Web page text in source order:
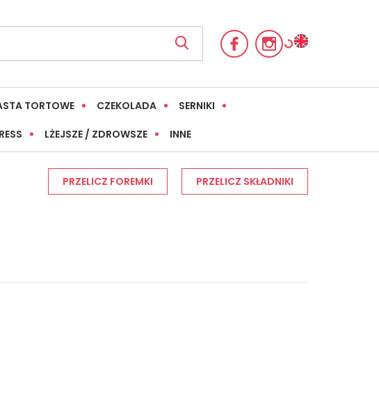
TORTOWE CZEKOLADA SERNIKI
LŻEJSZE / ZDROWSZE INNE
PRZELICZ FOREMKI PRZELICZ SKŁADNIKI